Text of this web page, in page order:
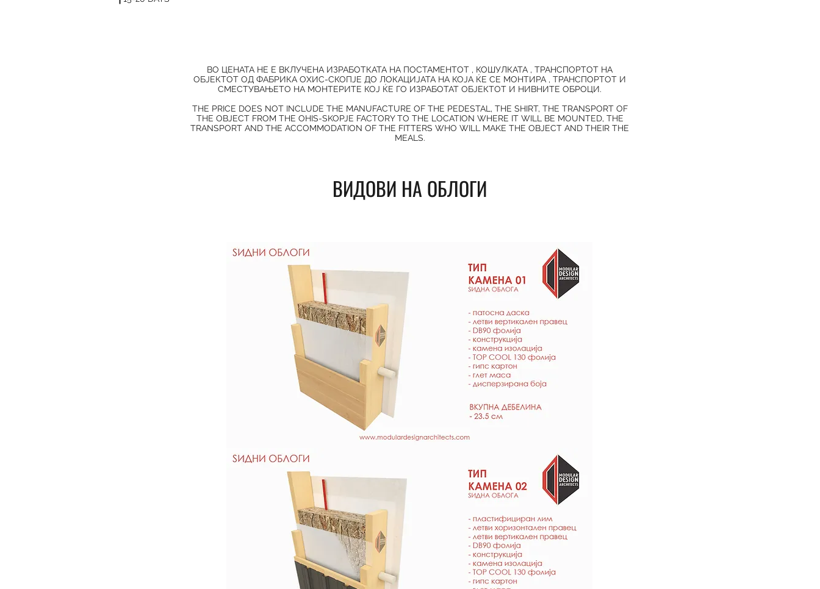
ВО ЦЕНАТА НЕ Е ВКЛУЧЕНА ИЗРАБОТКАТА НА ПОСТАМЕНТОТ , КОШУЛКАТА , ТРАНСПОРТОТ НА
ОБЈЕКТОТ ОД ФАБРИКА ОХИС-СКОПЈЕ ДО ЛОКАЦИЈАТА НА КОЈА ЌЕ СЕ МОНТИРА , ТРАНСПОРТОТ И
СМЕСТУВАЊЕТО НА МОНТЕРИТЕ КОЈ ЌЕ ГО ИЗРАБОТАТ ОБЈЕКТОТ И НИВНИТЕ ОБРОЦИ.
THE PRICE DOES NOT INCLUDE THE MANUFACTURE OF THE PEDESTAL, THE SHIRT, THE TRANSPORT OF
THE OBJECT FROM THE OHIS-SKOPJE FACTORY TO THE LOCATION WHERE IT WILL BE MOUNTED, THE
TRANSPORT AND THE ACCOMMODATION OF THE FITTERS WHO WILL MAKE THE OBJECT AND THEIR THE
MEALS.
ВИДОВИ НА ОБЛОГИ